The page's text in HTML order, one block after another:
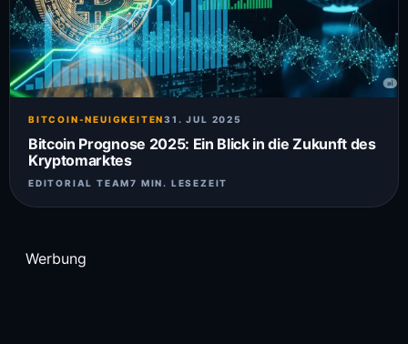
BITCOIN-NEUIGKEITEN31. JUL 2025
Bitcoin Prognose 2025: Ein Blick in die Zukunft des
Kryptomarktes
EDITORIAL TEAM7 MIN. LESEZEIT
Werbung